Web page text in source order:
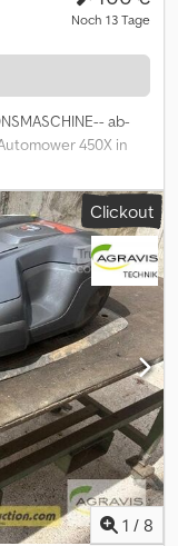
Noch 13 Tage
ab-
450X in
5.000m² Auf
Startpreis beträgt
Registrieren Sie
zur Auktion: ----- --
ab-auction
Clickout
1 / 8